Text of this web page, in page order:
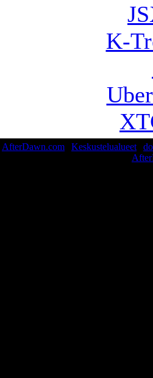
K-
AfterDawn.com Keskustelualueet